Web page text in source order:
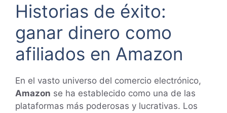
Historias de éxito:
ganar dinero como
afiliados en Amazon
En el vasto universo del comercio electrónico,
Amazon se ha establecido como una de las
plataformas más poderosas y lucrativas. Los